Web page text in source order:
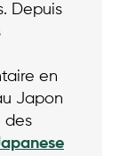
Depuis
en
Japon
des